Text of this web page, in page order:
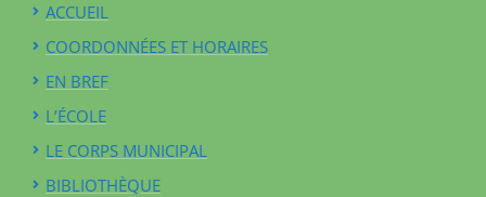
ACCUEIL
COORDONNÉES ET HORAIRES
EN BREF
L’ÉCOLE
LE CORPS MUNICIPAL
BIBLIOTHÈQUE